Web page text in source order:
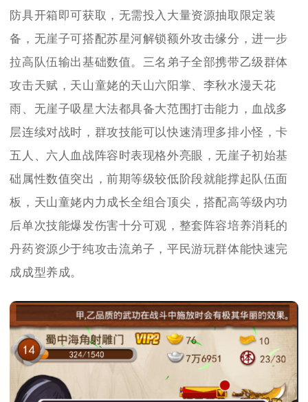
防具开箱即可获取，无需投入大量资源抽取限定装
备，无崖子可搭配苏星河解锁额外攻击缘分，进一步
拉高队伍输出基础数值。三名弟子全部携带乙级群体
攻击天赋，天山童姥的天山六阳掌、李秋水漫天花
雨、无崖子吸星大法都具备大范围打击能力，血战多
层连续对战时，群攻技能可以快速清理多排小怪，卡
五人、六人血战阵容时表现格外亮眼，无崖子初始基
础属性数值突出，前期等级较低阶段就能撑起队伍面
板，天山童姥内力成长全组合顶尖，搭配高等级内功
后单次技能爆发伤害十分可观，整套阵容培养消耗的
丹药资源少于纯攻击流弟子，平民游玩群体能快速完
成成型养成。